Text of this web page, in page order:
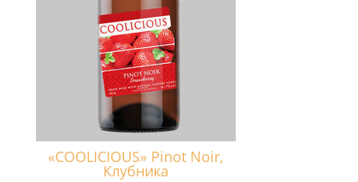
«COOLICIOUS» Pinot Noir,
Клубника